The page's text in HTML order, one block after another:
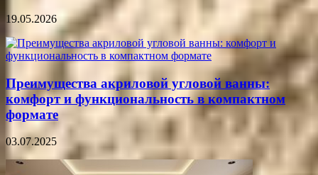
19.05.2026
Преимущества акриловой угловой ванны:
комфорт и функциональность в компактном
формате
03.07.2025